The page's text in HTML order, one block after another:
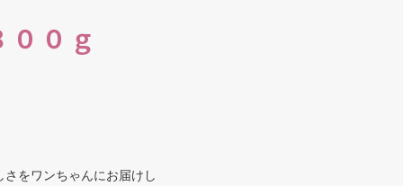
０ｇ
をワンちゃんにお届けし